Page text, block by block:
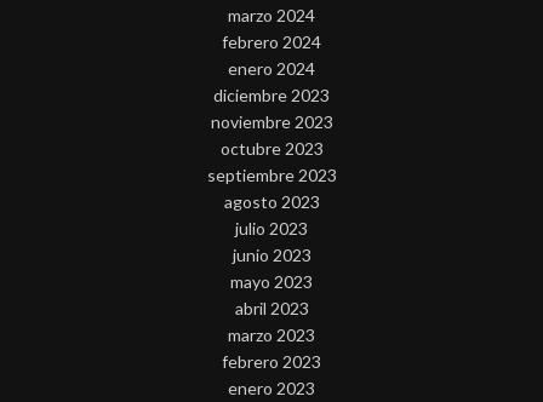
marzo 2024
febrero 2024
enero 2024
diciembre 2023
noviembre 2023
octubre 2023
septiembre 2023
agosto 2023
julio 2023
junio 2023
mayo 2023
abril 2023
marzo 2023
febrero 2023
enero 2023